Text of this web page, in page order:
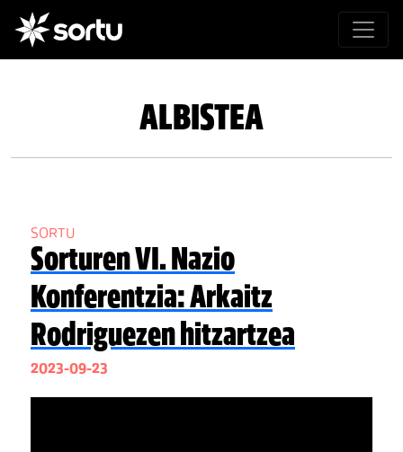
ALBISTEA
SORTU
Sorturen VI. Nazio
Konferentzia: Arkaitz
Rodriguezen hitzartzea
2023-09-23